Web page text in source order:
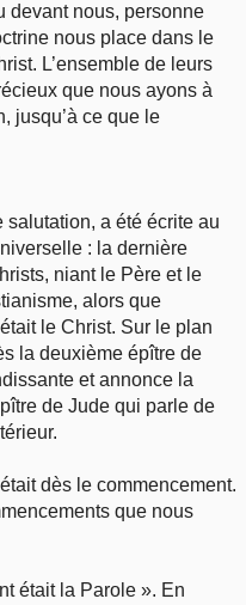
devant nous, personne
nous place dans le
L’ensemble de leurs
que nous ayons à
jusqu’à ce que le
salutation, a été écrite au
: la dernière
niant le Père et le
alors que
le Christ. Sur le plan
la deuxième épître de
et annonce la
de Jude qui parle de
dès le commencement.
que nous
était la Parole ». En